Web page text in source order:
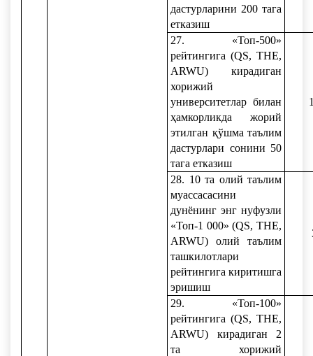
дастурларини 200 тага
етказиш
27. «Топ-500»
рейтингига (QS, TНE,
ARWU) кирадиган
хорижий
университетлар билан
ҳамкорликда жорий
этилган қўшма таълим
дастурлари сонини 50
тага етказиш
28. 10 та олий таълим
муассасасини
дунёнинг энг нуфузли
«Топ-1 000» (QS, TНE,
ARWU) олий таълим
ташкилотлари
рейтингига киритишга
эришиш
29. «Топ-100»
рейтингига (QS, TНE,
ARWU) кирадиган 2
та хорижий